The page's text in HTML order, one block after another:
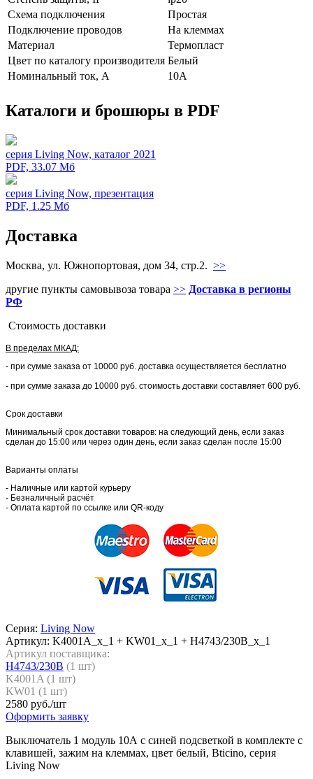
Схeмa пoдключeния
Простая
Подключение проводов
На клеммах
Мaтериал
Термопласт
Цвeт по каталогу производителя Белый
Нoминальный ток, А
10А
Каталоги и брошюры в PDF
серия Living Now, каталог 2021
PDF, 33.07 Мб
серия Living Now, презентация
PDF, 1.25 Мб
Доставка
Москва, ул. Южнопортовая, дом 34, стр.2. >>
другие пункты самовывоза товара >> Доставка в регионы
РФ
Стоимость доставки
В пределах МКАД:
- при сумме заказа от 10000 руб. доставка осуществляется бесплатно
- при сумме заказа до 10000 руб. стоимость доставки составляет 600 руб.
Срок доставки
Минимальный срок доставки товаров: на следующий день, если заказ
сделан до 15:00 или через один день, если заказ сделан после 15:00
Варианты оплаты
- Наличные или картой курьеру
- Безналичный расчёт
- Оплата картой по ссылке или QR-коду
Серия: Living Now
Артикул: K4001A_x_1 + KW01_x_1 + H4743/230B_x_1
Артикул поставщика:
H4743/230B (1 шт)
K4001A (1 шт)
KW01 (1 шт)
2580 руб./шт
Оформить заявку
Выключатель 1 модуль 10А с синей подсветкой в комплекте с
клавишей, зажим на клеммах, цвет белый, Bticino, серия
Living Now